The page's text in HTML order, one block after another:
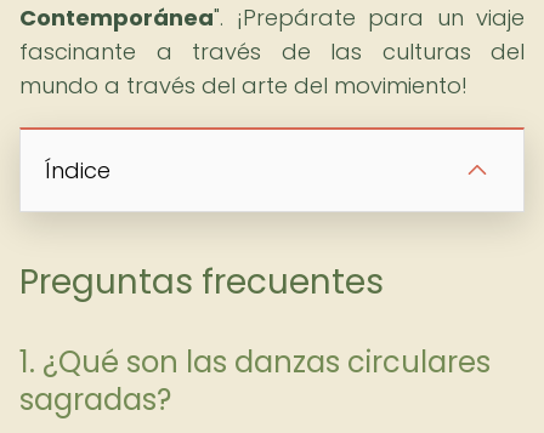
Contemporánea". ¡Prepárate para un viaje
fascinante a través de las culturas del
mundo a través del arte del movimiento!
Índice
Preguntas frecuentes
1. ¿Qué son las danzas circulares
sagradas?